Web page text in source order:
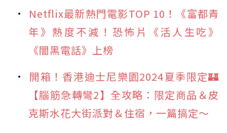
Netflix最新熱門電影TOP 10！《富都青
年》熱度不減！恐怖片《活人生吃》
《闇黑電話》上榜
開箱！香港迪士尼樂園2024夏季限定🏰
【腦筋急轉彎2】全攻略：限定商品＆皮
克斯水花大街派對＆住宿，一篇搞定～